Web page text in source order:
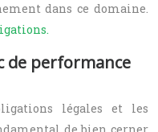
dans ce domaine.
de performance
légales et les